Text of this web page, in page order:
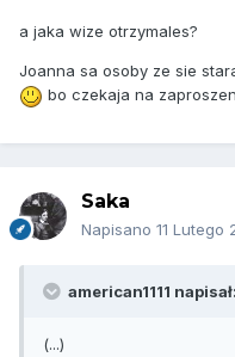
a jaka wize otrzymales?
Joanna sa osoby ze sie
bo czekaja na
Saka
Napisano 11 Lutego
american1111 napisał:
(...)